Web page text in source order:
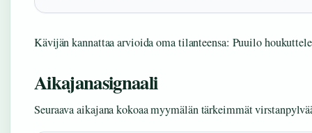
Kävijän kannattaa arvioida oma tilanteensa: Puuilo
Aikajanasignaali
Seuraava aikajana kokoaa myymälän tärkeimmät